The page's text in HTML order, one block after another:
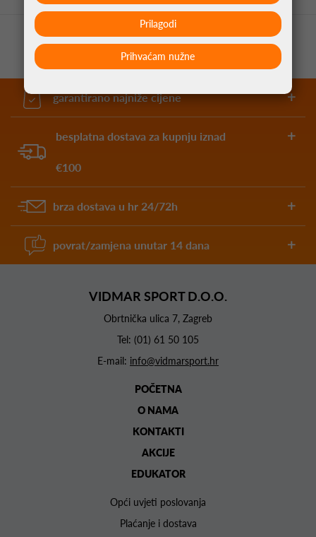
garantirano najniže cijene
besplatna dostava za kupnju iznad
€100
brza dostava u hr 24/72h
povrat/zamjena unutar 14 dana
VIDMAR SPORT D.O.O.
Obrtnička ulica 7, Zagreb
Tel: (01) 61 50 105
E-mail: info@vidmarsport.hr
POČETNA
O NAMA
KONTAKTI
AKCIJE
EDUKATOR
Opći uvjeti poslovanja
Plaćanje i dostava
Prihvaćam nužne
Prilagodi